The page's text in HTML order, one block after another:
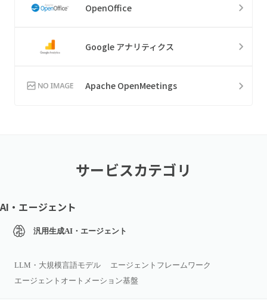
OpenOffice
Google アナリティクス
Apache OpenMeetings
サービスカテゴリ
AI・エージェント
汎用生成AI・エージェント
LLM・大規模言語モデル
エージェントフレームワーク
エージェントオートメーション基盤